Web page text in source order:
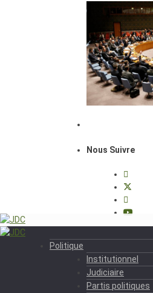
Nous Suivre
Politique
Institutionnel
Judiciaire
Partis politiques